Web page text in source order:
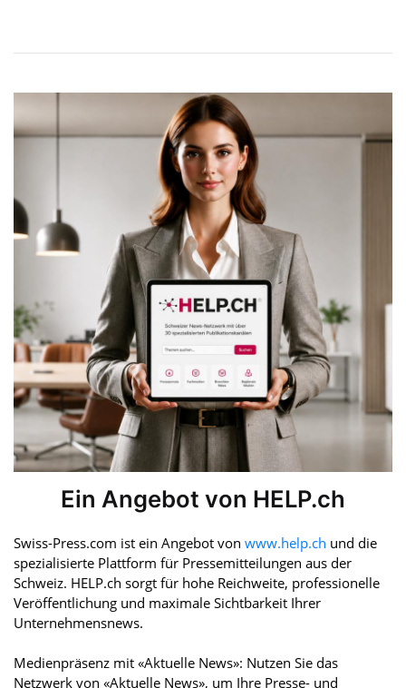
Ein Angebot von HELP.ch
Swiss-Press.com ist ein Angebot von www.help.ch und die
spezialisierte Plattform für Pressemitteilungen aus der
Schweiz. HELP.ch sorgt für hohe Reichweite, professionelle
Veröffentlichung und maximale Sichtbarkeit Ihrer
Unternehmensnews.
Medienpräsenz mit «Aktuelle News»: Nutzen Sie das
Netzwerk von «Aktuelle News», um Ihre Presse- und